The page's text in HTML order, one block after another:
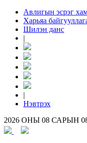
Авлигын эсрэг
Харьяа
Шилэн данс
|
|
Нэвтрэх
2026 ОНЫ 08 САРЫН